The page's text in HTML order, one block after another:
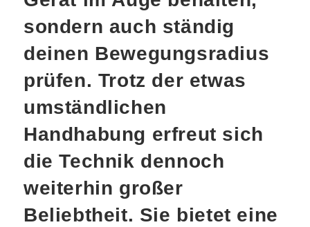
sondern auch ständig
deinen Bewegungsradius
prüfen. Trotz der etwas
umständlichen
Handhabung erfreut sich
die Technik dennoch
weiterhin großer
Beliebtheit. Sie bietet eine